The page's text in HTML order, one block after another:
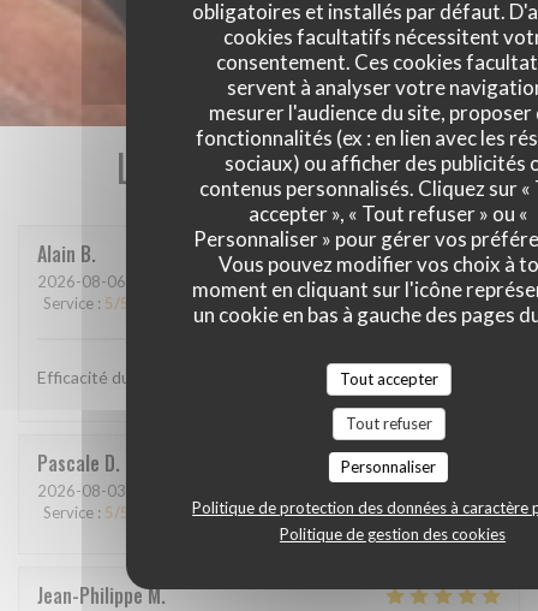
obligatoires et installés par défaut.
cookies facultatifs nécessitent
consentement. Ces cookies
servent à analyser votre
mesurer l'audience du site, proposer
fonctionnalités (ex : en lien avec les
sociaux) ou afficher des publicités
contenus personnalisés. Cliquez sur «
accepter », « Tout refuser » ou «
Personnaliser » pour gérer vos
Vous pouvez modifier vos choix à
moment en cliquant sur l'icône
un cookie en bas à gauche des pages
Tout accepter
Tout refuser
Personnaliser
Politique de protection des données à caractère
Politique de gestion des cookies
Les avis de nos clients
Alain B
2026-08-06 - 12:00 - Couverts 2
Service : 5/5 Ambiance:4/5 Cuisine :4/5 Qualité / Prix: 4/5
Efficacité du personnel, plats goûteux
Pascale D
2026-08-03
Service : 5/5 Ambiance:5/5 Cuisine:5/5 Qualité / Prix:5/5
Jean-PhilippeM